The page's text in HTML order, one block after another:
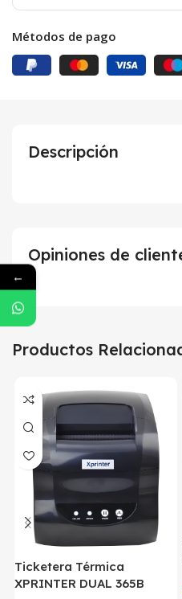
Métodos de pago
Descripción
Opiniones de
Productos
Ticketera Térmica
XPRINTER DUAL 365B
←